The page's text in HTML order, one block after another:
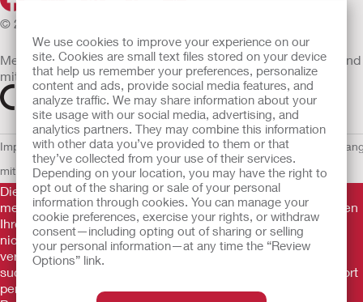
We use cookies to improve your experience on our
site. Cookies are small text files stored on your device
that help us remember your preferences, personalize
content and ads, provide social media features, and
analyze traffic. We may share information about your
site usage with our social media, advertising, and
analytics partners. They may combine this information
with other data you’ve provided to them or that
they’ve collected from your use of their services.
Depending on your location, you may have the right to
opt out of the sharing or sale of your personal
information through cookies. You can manage your
cookie preferences, exercise your rights, or withdraw
consent—including opting out of sharing or selling
your personal information—at any time the “Review
Options” link.
© 2026 Hollister Incorporated
Medizinprodukte, die innerhalb der EU vertrieben werden, sind
mit einem der folgenden Symbole gekennzeichnet
Impressum AGB Nutzungsbedingungen Datenschutzerklärung
mit CookiesEU Whistleblowern-Mitteilung
Die Informationen auf dieser Website sind nicht als
medizinische Beratung gedacht und sollen die Empfehlungen
Ihres eigenen Arztes oder anderer medizinischer Fachkräfte
nicht ersetzen. Diese Website sollte auch nicht dazu
verwendet werden, in einem medizinischen Notfall Hilfe zu
suchen. In einem medizinischen Notfall sollten Sie sich sofort
persönlich in ärztliche Behandlung begeben. Da sich